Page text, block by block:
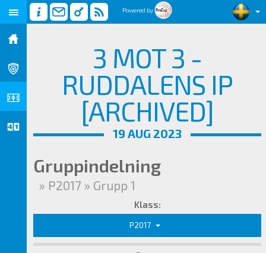
Powered by
3 MOT 3 -
RUDDALENS IP
[ARCHIVED]
19 AUG 2023
Gruppindelning
» P2017 » Grupp 1
Klass:
P2017